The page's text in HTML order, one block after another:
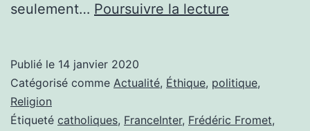
seulement… Poursuivre la lecture
Publié le 14 janvier 2020
Catégorisé comme Actualité, Éthique, politique,
Religion
Étiqueté catholiques, FranceInter, Frédéric Fromet,